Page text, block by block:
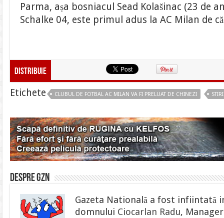
Parma, așa bosniacul Sead Kolašinac (23 de
Schalke 04, este primul adus la AC Milan de
Distribuie
Etichete CLUBUL DE FOTBAL AC MILAN VA FI PRELUAT DE CHINEZI STIRI
Despre gzn
Gazeta Natională a fost infiintată
domnului Ciocarlan Radu,